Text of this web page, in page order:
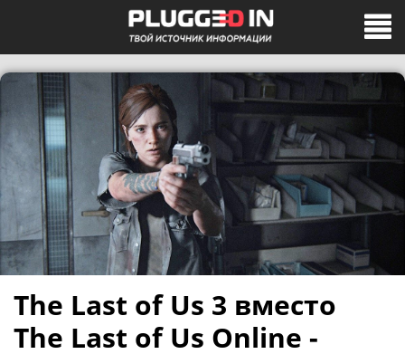
The Last of Us 3 вместо
The Last of Us Online -